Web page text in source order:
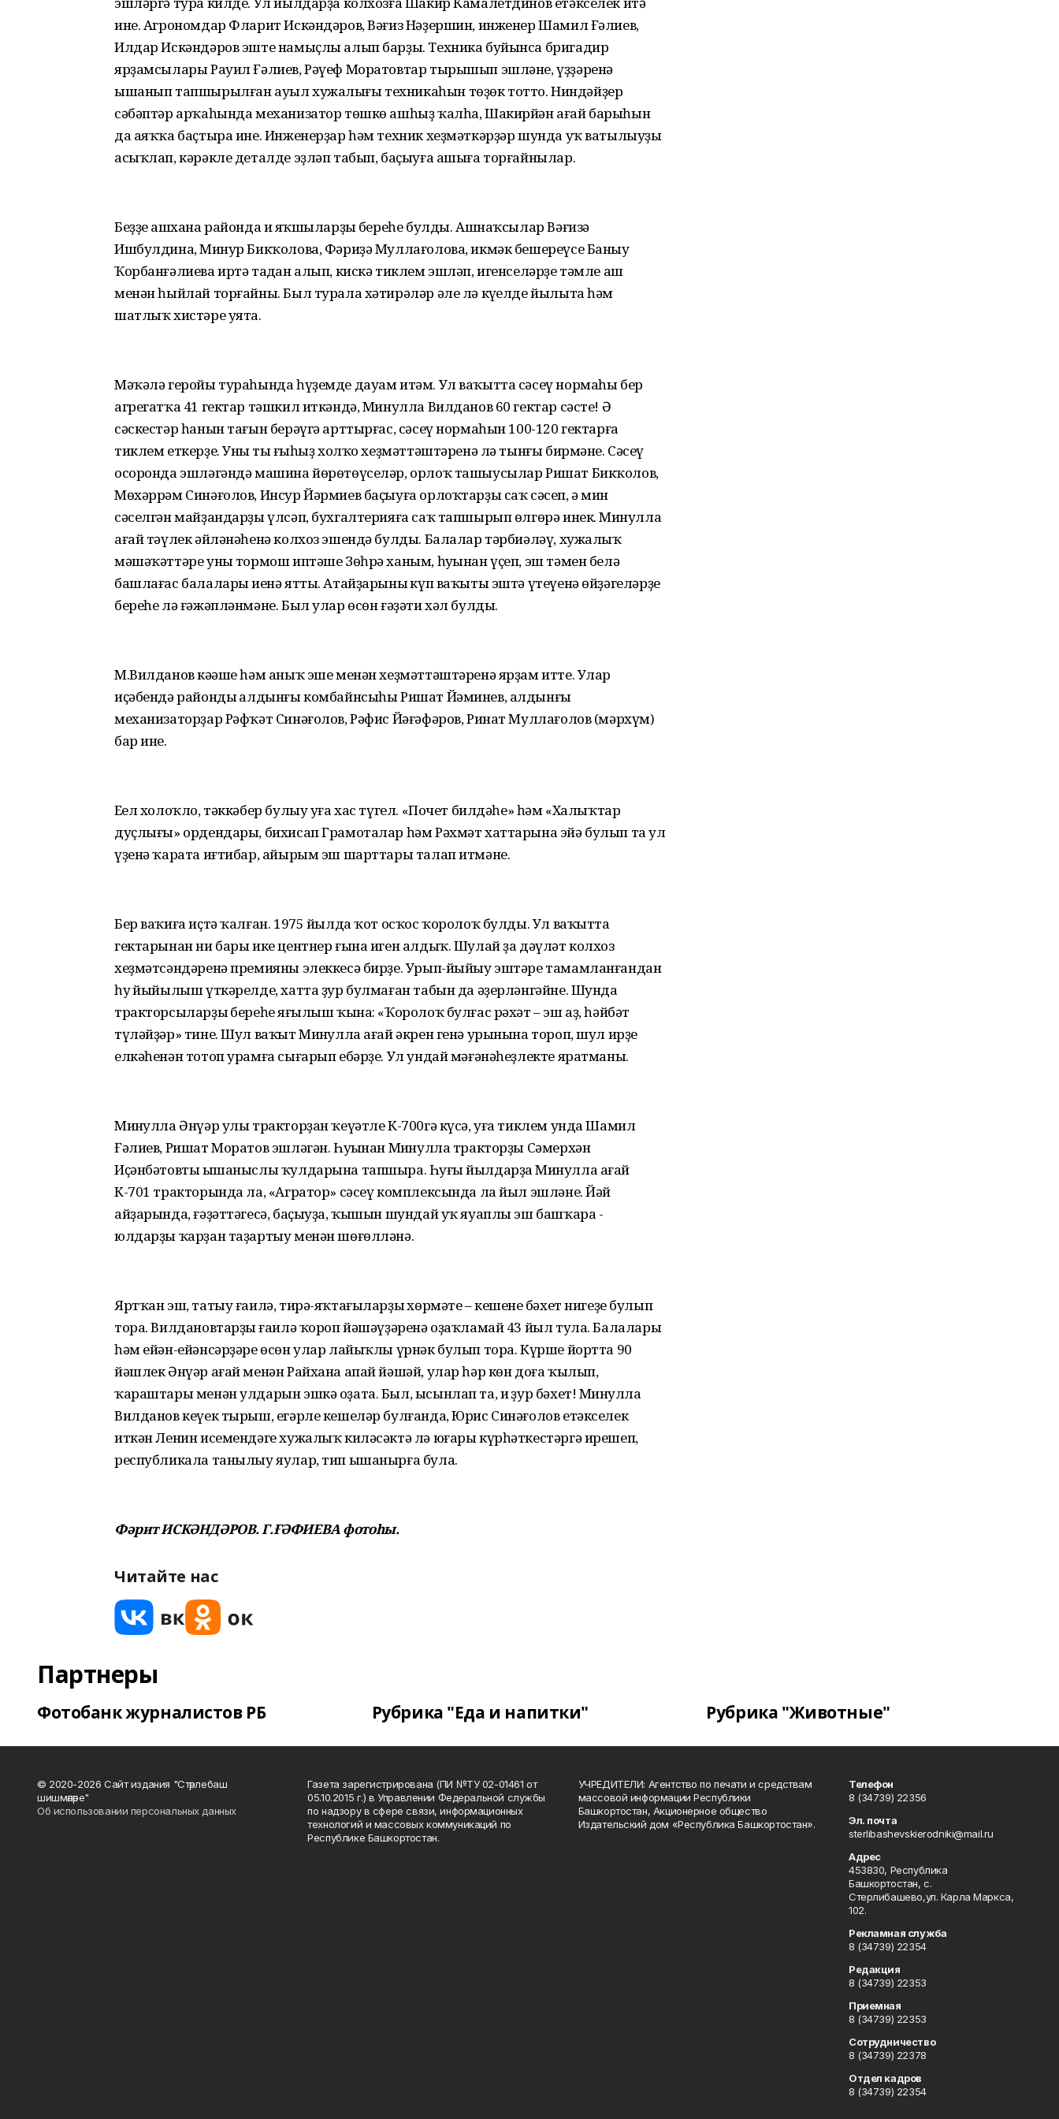
ине. Агрономдар Фларит Искәндәров, Вәғиз Нәҙершин, инженер Шамил Ғәлиев,
Илдар Искәндәров эште намыҫлы алып барҙы. Техника буйынса бригадир
ярҙамсылары Рауил Ғәлиев, Рәүеф Моратовтар тырышып эшләне, үҙҙәренә
ышанып тапшырылған ауыл хужалығы техникаһын төҙөк тотто. Ниндәйҙер
сәбәптәр арҡаһында механизатор төшкө ашһыҙ ҡалһа, Шакирйән ағай барыһын
да аяҡҡа баҫтыра ине. Инженерҙар һәм техник хеҙмәткәрҙәр шунда уҡ ватылыуҙы
асыҡлап, кәрәкле деталде эҙләп табып, баҫыуға ашыға торғайнылар.
Беҙҙең ашхана районда иң яҡшыларҙың береһе булды. Ашнаҡсылар Вәғизә
Ишбулдина, Миңнур Бикҡолова, Фәриҙә Муллағолова, икмәк бешереүсе Баныу
Ҡорбанғәлиева иртә таңдан алып, кискә тиклем эшләп, игенселәрҙе тәмле аш
менән һыйлай торғайны. Был турала хәтирәләр әле лә күңелде йылыта һәм
шатлыҡ хистәре уята.
Мәҡәлә геройы тураһында һүҙемде дауам итәм. Ул ваҡытта сәсеү нормаһы бер
агрегатҡа 41 гектар тәшкил иткәндә, Минулла Вилданов 60 гектар сәсте! Ә
сәскестәр һанын тағын берәүгә арттырғас, сәсеү нормаһын 100-120 гектарға
тиклем еткерҙе. Уның тың ғыһыҙ холҡо хеҙмәттәштәренә лә тынғы бирмәне. Сәсеү
осоронда эшләгәндә машина йөрөтөүселәр, орлоҡ ташыусылар Ришат Бикҡолов,
Мөхәррәм Синәғолов, Инсур Йәрмиев баҫыуға орлоҡтарҙы саҡ сәсеп, ә мин
сәселгән майҙандарҙы үлсәп, бухгалтерияға саҡ тапшырып өлгөрә инек. Миңнулла
ағай тәүлек әйләнәһенә колхоз эшендә булды. Балалар тәрбиәләү, хужалыҡ
мәшәҡәттәре уның тормош иптәше Зөһрә ханым, һуңынан үҫеп, эш тәмен белә
башлағас балалары иңенә ятты. Атайҙарының күп ваҡыты эштә үтеүенә өйҙәгеләрҙең
береһе лә ғәжәпләнмәне. Был улар өсөн ғәҙәти хәл булды.
М.Вилданов кәңәше һәм аныҡ эше менән хеҙмәттәштәренә ярҙам итте. Улар
иҫәбендә райондың алдынғы комбайнсыһы Ришат Йәминев, алдынғы
механизаторҙар Рәфҡәт Синәғолов, Рәфис Йәғәфәров, Ринат Муллағолов (мәрхүм)
бар ине.
Еңел холоҡло, тәккәбер булыу уға хас түгел. «Почет билдәһе» һәм «Халыҡтар
дуҫлығы» ордендары, бихисап Грамоталар һәм Рәхмәт хаттарына эйә булып та ул
үҙенә ҡарата иғтибар, айырым эш шарттары талап итмәне.
Бер ваҡиға иҫтә ҡалған. 1975 йылда ҡот осҡос ҡоролоҡ булды. Ул ваҡытта
гектарынан ни бары ике центнер ғына иген алдыҡ. Шулай ҙа дәүләт колхоз
хеҙмәтсәндәренә премияны элеккесә бирҙе. Урып-йыйыу эштәре тамамланғандан
һуң йыйылыш үткәрелде, хатта ҙур булмаған табын да әҙерләнгәйне. Шунда
тракторсыларҙың береһе яңғылыш ҡына: «Ҡоролоҡ булғас рәхәт – эш аҙ, һәйбәт
түләйҙәр» тине. Шул ваҡыт Миңнулла ағай әкрен генә урынына тороп, шул ирҙе
елкәһенән тотоп урамға сығарып ебәрҙе. Ул ундай мәғәнәһеҙлекте яратманы.
Миңнулла Әнүәр улы тракторҙан ҡеүәтле К-700гә күсә, уға тиклем унда Шамил
Ғәлиев, Ришат Моратов эшләгән. Һуңынан Миңнулла тракторҙы Сәмерхән
Иҫәнбәтовтың ышаныслы ҡулдарына тапшыра. Һуңғы йылдарҙа Миңнулла ағай
К-701 тракторында ла, «Агратор» сәсеү комплексында ла йыл эшләне. Йәй
айҙарында, ғәҙәттәгесә, баҫыуҙа, ҡышын шундай уҡ яуаплы эш башҡара -
юлдарҙы ҡарҙан таҙартыу менән шөғөлләнә.
Яртҡан эш, татыу ғаилә, тирә-яҡтағыларҙың хөрмәте – кешенең бәхет нигеҙе булып
тора. Вилдановтарҙың ғаилә ҡороп йәшәүҙәренә оҙаҡламай 43 йыл тула. Балалары
һәм ейән-ейәнсәрҙәре өсөн улар лайыҡлы үрнәк булып тора. Күрше йортта 90
йәшлек Әнүәр ағай менән Райхана апай йәшәй, улар һәр көн доға ҡылып,
ҡараштары менән улдарын эшкә оҙата. Был, ысынлап та, иң ҙур бәхет! Миңнулла
Вилданов кеүек тырыш, егәрле кешеләр булғанда, Юрис Синәғолов етәкселек
иткән Ленин исемендәге хужалыҡ киләсәктә лә юғары күрһәткестәргә ирешеп,
республикала танылыу яулар, тип ышанырға була.
Фәрит ИСКӘНДӘРОВ. Г.ҒӘФИЕВА фотоһы.
Читайте нас
Партнеры
Фотобанк журналистов РБ Рубрика "Еда и напитки" Рубрика "Животные"
© 2020-2026 Сайт издания "Стәрлебаш
шишмәләре"
Об использовании персональных данных
Газета зарегистрирована (ПИ №ТУ 02-01461 от
05.10.2015 г.) в Управлении Федеральной службы
по надзору в сфере связи, информационных
технологий и массовых коммуникаций по
Республике Башкортостан.
УЧРЕДИТЕЛИ: Агентство по печати и средствам
массовой информации Республики
Башкортостан, Акционерное общество
Издательский дом «Республика Башкортостан».
Телефон
8 (34739) 22356
Эл. почта
sterlibashevskierodniki@mail.ru
Адрес
453830, Республика
Башкортостан, c.
Стерлибашево,ул. Карла Маркса,
102.
Рекламная служба
8 (34739) 22354
Редакция
8 (34739) 22353
Приемная
8 (34739) 22353
Сотрудничество
8 (34739) 22378
Отдел кадров
8 (34739) 22354